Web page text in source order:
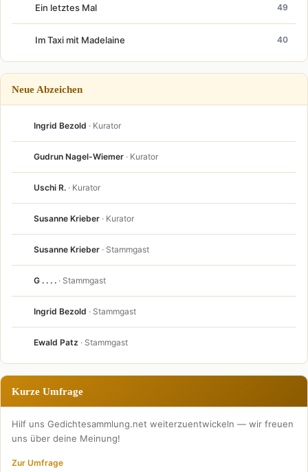
Ein letztes Mal 49
Im Taxi mit Madelaine 40
Neue Abzeichen
Ingrid Bezold · Kurator
Gudrun Nagel-Wiemer · Kurator
Uschi R. · Kurator
Susanne Krieber · Kurator
Susanne Krieber · Stammgast
G . . . . · Stammgast
Ingrid Bezold · Stammgast
Ewald Patz · Stammgast
Kurze Umfrage
Hilf uns Gedichtesammlung.net weiterzuentwickeln — wir freuen
uns über deine Meinung!
Zur Umfrage